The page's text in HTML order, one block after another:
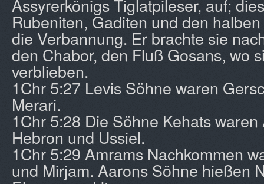
Assyrerkönigs Tiglatpileser, auf;
Rubeniten, Gaditen und den
die Verbannung. Er brachte sie
den Chabor, den Fluß Gosans, wo
verblieben.
1Chr 5:27 Levis Söhne waren
Merari.
1Chr 5:28 Die Söhne Kehats waren
Hebron und Ussiel.
1Chr 5:29 Amrams Nachkommen
und Mirjam. Aarons Söhne hießen